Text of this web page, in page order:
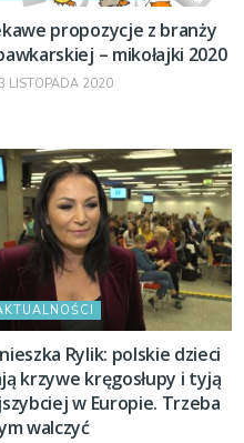
propozycje z branży
– mikołajki 2020
LISTOPADA 2020
Rylik: polskie dzieci
krzywe kręgosłupy i tyją
w Europie. Trzeba
walczyć